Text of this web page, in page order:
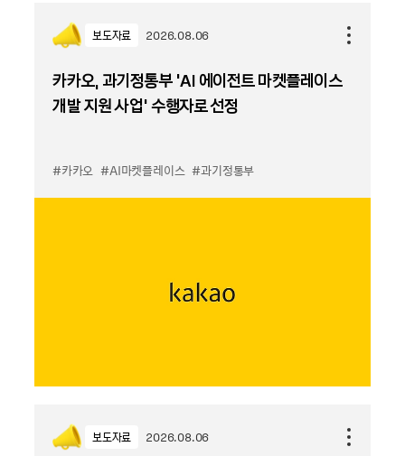
보도자료 2026.08.06
카카오, 과기정통부 ‘AI 에이전트 마켓플레이스
개발 지원 사업’ 수행자로 선정
#카카오 #AI마켓플레이스 #과기정통부
보도자료 2026.08.06